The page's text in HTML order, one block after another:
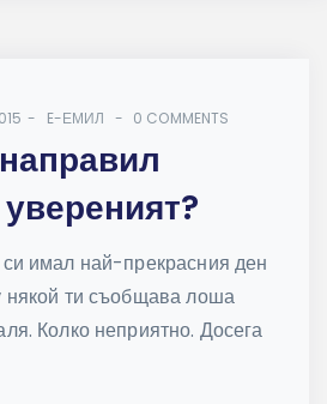
E-ЕМИЛ 0 COMMENTS
имал най-прекрасния ден
някой ти съобщава лоша
Колко неприятно. Досега